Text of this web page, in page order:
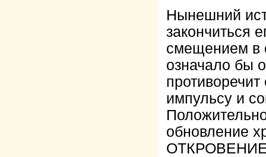
Нынешний
закончиться
смещением в
означало бы
импульсу и
обновление